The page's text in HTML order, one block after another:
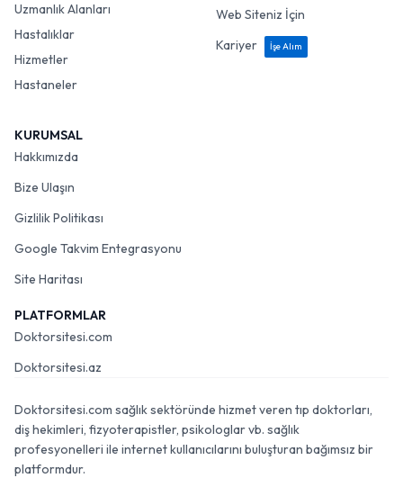
Uzmanlık Alanları
Hastalıklar
Hizmetler
Hastaneler
Web Siteniz İçin
Kariyer
İşe Alım
KURUMSAL
Hakkımızda
Bize Ulaşın
Gizlilik Politikası
Google Takvim Entegrasyonu
Site Haritası
PLATFORMLAR
Doktorsitesi.com
Doktorsitesi.az
Doktorsitesi.com sağlık sektöründe hizmet veren tıp doktorları,
diş hekimleri, fizyoterapistler, psikologlar vb. sağlık
profesyonelleri ile internet kullanıcılarını buluşturan bağımsız bir
platformdur.